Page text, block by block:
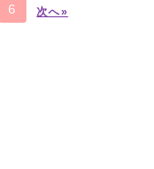
6 次へ»